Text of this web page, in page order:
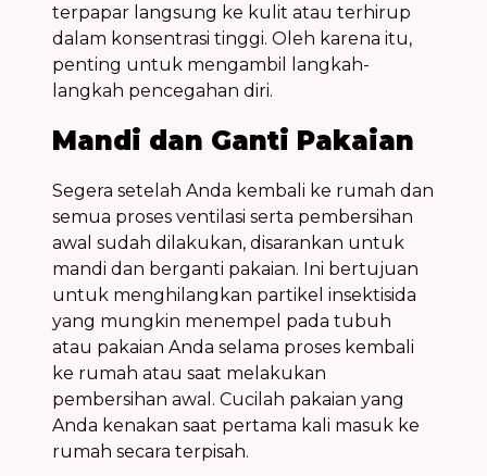
terpapar langsung ke kulit atau terhirup
dalam konsentrasi tinggi. Oleh karena itu,
penting untuk mengambil langkah-
langkah pencegahan diri.
Mandi dan Ganti Pakaian
Segera setelah Anda kembali ke rumah dan
semua proses ventilasi serta pembersihan
awal sudah dilakukan, disarankan untuk
mandi dan berganti pakaian. Ini bertujuan
untuk menghilangkan partikel insektisida
yang mungkin menempel pada tubuh
atau pakaian Anda selama proses kembali
ke rumah atau saat melakukan
pembersihan awal. Cucilah pakaian yang
Anda kenakan saat pertama kali masuk ke
rumah secara terpisah.